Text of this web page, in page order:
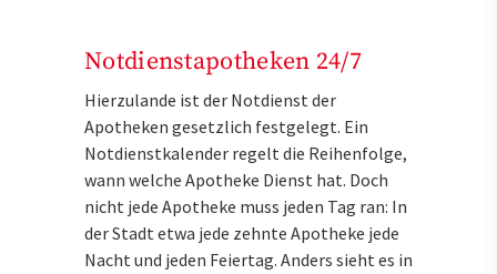
Notdienstapotheken 24/7
Hierzulande ist der Notdienst der
Apotheken gesetzlich festgelegt. Ein
Notdienstkalender regelt die Reihenfolge,
wann welche Apotheke Dienst hat. Doch
nicht jede Apotheke muss jeden Tag ran: In
der Stadt etwa jede zehnte Apotheke jede
Nacht und jeden Feiertag. Anders sieht es in